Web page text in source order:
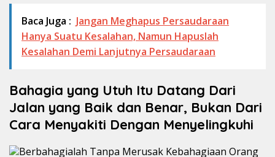
Baca Juga : Jangan Meghapus Persaudaraan
Hanya Suatu Kesalahan, Namun Hapuslah
Kesalahan Demi Lanjutnya Persaudaraan
Bahagia yang Utuh Itu Datang Dari
Jalan yang Baik dan Benar, Bukan Dari
Cara Menyakiti Dengan Menyelingkuhi